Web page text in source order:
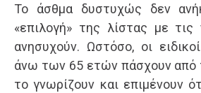
Το άσθμα δυστυχώς δεν
«επιλογή» της λίστας με
ανησυχούν. Ωστόσο, οι
άνω των 65 ετών πάσχουν από
το γνωρίζουν και επιμένουν